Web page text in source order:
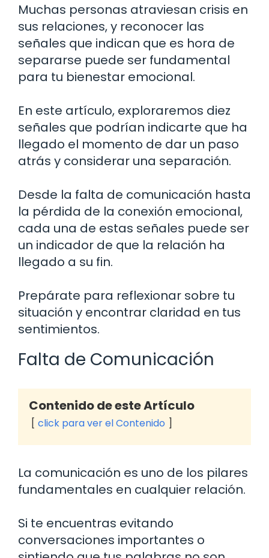
Muchas personas atraviesan crisis en
sus relaciones, y reconocer las
señales que indican que es hora de
separarse puede ser fundamental
para tu bienestar emocional.
En este artículo, exploraremos diez
señales que podrían indicarte que ha
llegado el momento de dar un paso
atrás y considerar una separación.
Desde la falta de comunicación hasta
la pérdida de la conexión emocional,
cada una de estas señales puede ser
un indicador de que la relación ha
llegado a su fin.
Prepárate para reflexionar sobre tu
situación y encontrar claridad en tus
sentimientos.
Falta de Comunicación
Contenido de este Artículo
click para ver el Contenido
La comunicación es uno de los pilares
fundamentales en cualquier relación.
Si te encuentras evitando
conversaciones importantes o